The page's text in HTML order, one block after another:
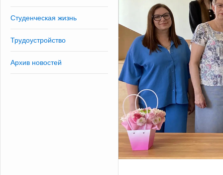
Студенческая жизнь
Трудоустройство
Архив новостей